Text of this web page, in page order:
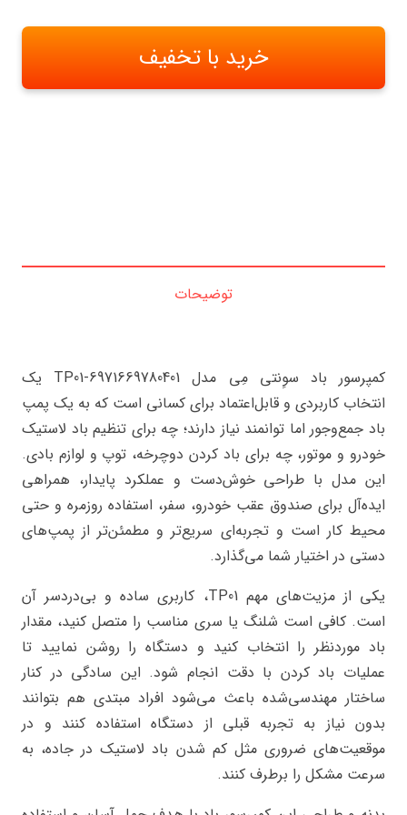
خرید با تخفیف
توضیحات
کمپرسور باد سوِنتی مِی مدل TP01-6971669780401 یک
انتخاب کاربردی و قابل‌اعتماد برای کسانی است که به یک پمپ
باد جمع‌وجور اما توانمند نیاز دارند؛ چه برای تنظیم باد لاستیک
خودرو و موتور، چه برای باد کردن دوچرخه، توپ و لوازم بادی.
این مدل با طراحی خوش‌دست و عملکرد پایدار، همراهی
ایده‌آل برای صندوق عقب خودرو، سفر، استفاده روزمره و حتی
محیط کار است و تجربه‌ای سریع‌تر و مطمئن‌تر از پمپ‌های
دستی در اختیار شما می‌گذارد.
یکی از مزیت‌های مهم TP01، کاربری ساده و بی‌دردسر آن
است. کافی است شلنگ یا سری مناسب را متصل کنید، مقدار
باد موردنظر را انتخاب کنید و دستگاه را روشن نمایید تا
عملیات باد کردن با دقت انجام شود. این سادگی در کنار
ساختار مهندسی‌شده باعث می‌شود افراد مبتدی هم بتوانند
بدون نیاز به تجربه قبلی از دستگاه استفاده کنند و در
موقعیت‌های ضروری مثل کم شدن باد لاستیک در جاده، به
سرعت مشکل را برطرف کنند.